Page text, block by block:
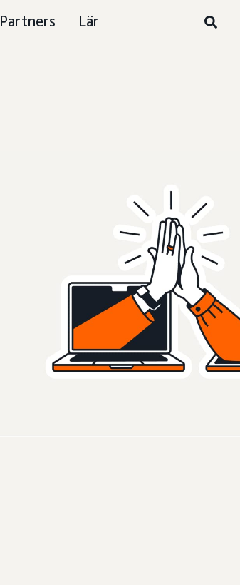
Partners Lär